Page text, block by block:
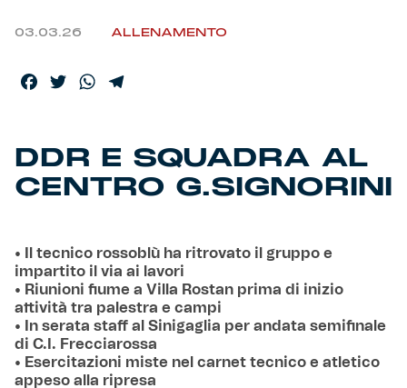
03.03.26 ALLENAMENTO
Facebook
TwitterWhatsApp
DDR E SQUADRA AL
CENTRO G.SIGNORINI
• Il tecnico rossoblù ha ritrovato il gruppo e
impartito il via ai lavori
• Riunioni fiume a Villa Rostan prima di inizio
attività tra palestra e campi
• In serata staff al Sinigaglia per andata semifinale
di C.I. Frecciarossa
• Esercitazioni miste nel carnet tecnico e atletico
appeso alla ripresa